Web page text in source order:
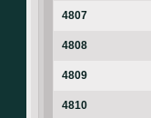
4807
4808
4809
4810